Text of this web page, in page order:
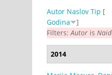
Autor Naslov Tip [
Godina
]
Filters: Autor is
2014